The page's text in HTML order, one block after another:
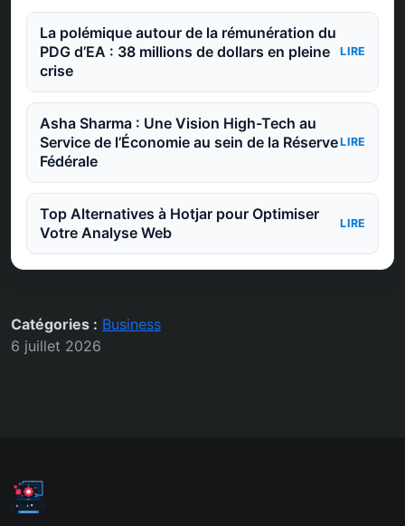
La polémique autour de la rémunération du
PDG d’EA : 38 millions de dollars en pleine
crise
LIRE
Asha Sharma : Une Vision High-Tech au
Service de l’Économie au sein de la Réserve
Fédérale
LIRE
Top Alternatives à Hotjar pour Optimiser
Votre Analyse Web
LIRE
Catégories : Business
6 juillet 2026